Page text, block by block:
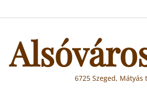
6725 Szeged, Mátyás